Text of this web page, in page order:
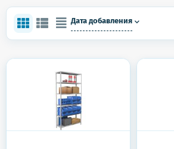
Дата добавления